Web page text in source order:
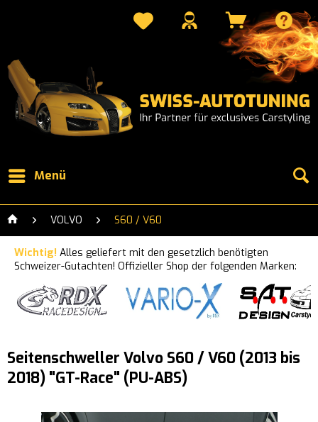
Menü
VOLVO S60 / V60
Wichtig! Alles geliefert mit den gesetzlich benötigten
Schweizer-Gutachten! Offizieller Shop der folgenden Marken:
Seitenschweller Volvo S60 / V60 (2013 bis
2018) "GT-Race" (PU-ABS)